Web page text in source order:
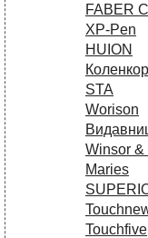
FABER
XP-Pen
HUION
STA
Worison
Winsor &
Maries
Touchfive